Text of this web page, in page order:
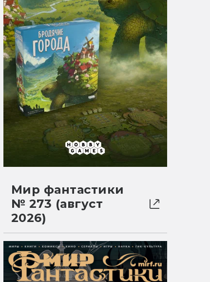
Мир фантастики
№ 273 (август
2026)